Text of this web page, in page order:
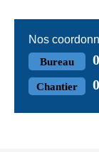
Nos
Bureau
Chantier